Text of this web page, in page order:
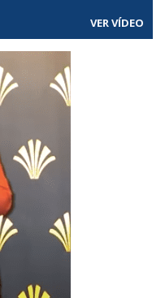
VER VÍDEO